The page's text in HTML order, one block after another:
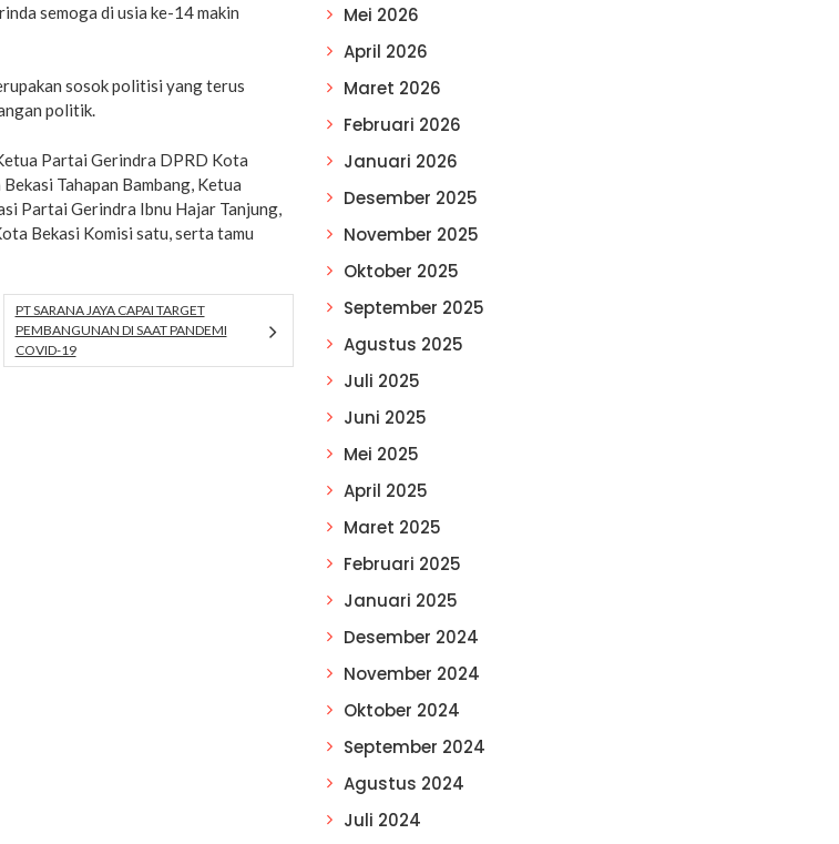
semoga di usia ke-14 makin
sosok politisi yang terus
politik.
Partai Gerindra DPRD Kota
Tahapan Bambang, Ketua
Partai Gerindra Ibnu Hajar Tanjung,
Bekasi Komisi satu, serta tamu
PT SARANA JAYA CAPAI TARGET
PEMBANGUNAN DI SAAT PANDEMI
COVID-19
Mei 2026
April 2026
Maret 2026
Februari 2026
Januari 2026
Desember 2025
November 2025
Oktober 2025
September 2025
Agustus 2025
Juli 2025
Juni 2025
Mei 2025
April 2025
Maret 2025
Februari 2025
Januari 2025
Desember 2024
November 2024
Oktober 2024
September 2024
Agustus 2024
Juli 2024